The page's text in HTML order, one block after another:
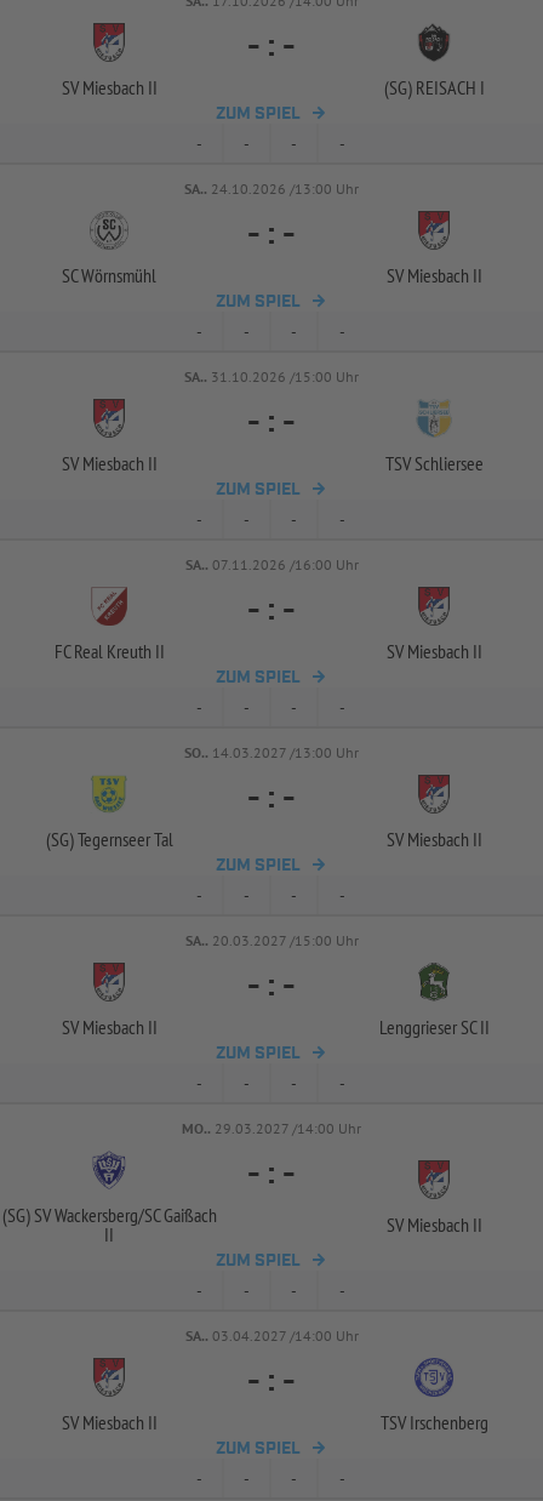
SV Miesbach II
- : -
(SG) REISACH I
ZUM SPIEL
- - - -
SA.. 24.10.2026 /13:00 Uhr
SC Wörnsmühl
- : -
SV Miesbach II
ZUM SPIEL
- - - -
SA.. 31.10.2026 /15:00 Uhr
SV Miesbach II
- : -
TSV Schliersee
ZUM SPIEL
- - - -
SA.. 07.11.2026 /16:00 Uhr
FC Real Kreuth II
- : -
SV Miesbach II
ZUM SPIEL
- - - -
SO.. 14.03.2027 /13:00 Uhr
(SG) Tegernseer Tal
- : -
SV Miesbach II
ZUM SPIEL
- - - -
SA.. 20.03.2027 /15:00 Uhr
SV Miesbach II
- : -
Lenggrieser SC II
ZUM SPIEL
- - - -
MO.. 29.03.2027 /14:00 Uhr
(SG) SV Wackersberg/SC Gaißach
II
- : -
SV Miesbach II
ZUM SPIEL
- - - -
SA.. 03.04.2027 /14:00 Uhr
SV Miesbach II
- : -
TSV Irschenberg
ZUM SPIEL
- - - -